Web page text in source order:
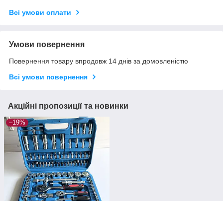
Всі умови оплати
Умови повернення
Повернення товару впродовж 14 днів за домовленістю
Всі умови повернення
Акційні пропозиції та новинки
–19%